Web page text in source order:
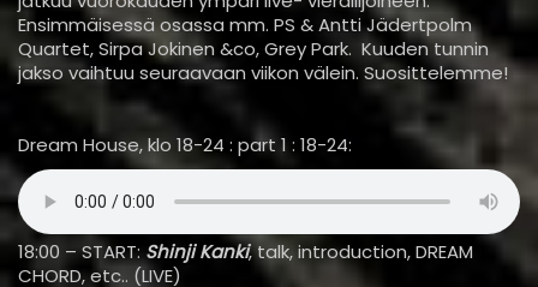
Ensimmäisessä osassa mm. PS & Antti Jädertpolm
Quartet, Sirpa Jokinen &co, Grey Park. Kuuden tunnin
jakso vaihtuu seuraavaan viikon välein. Suosittelemme!
Dream House, klo 18-24 : part 1 : 18-24:
18:00 – START: Shinji Kanki, talk, introduction, DREAM
CHORD, etc.. (LIVE)